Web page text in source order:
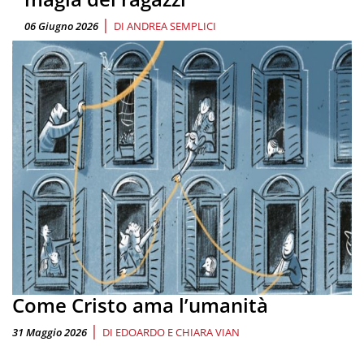
06 Giugno 2026 | DI ANDREA SEMPLICI
Come Cristo ama l’umanità
31 Maggio 2026 | DI EDOARDO E CHIARA VIAN